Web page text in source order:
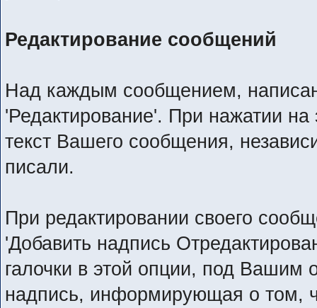
Редактирование сообщений
Над каждым сообщением,
'Редактирование'. При нажатии на
текст Вашего сообщения,
писали.
При редактировании своего
'Добавить надпись
галочки в этой опции, под Вашим
надпись, информирующая о том,